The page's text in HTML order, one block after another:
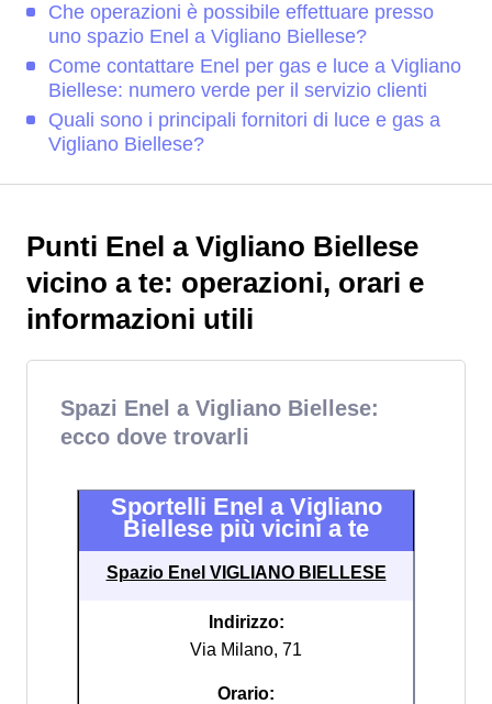
Che operazioni è possibile effettuare presso
uno spazio Enel a Vigliano Biellese?
Come contattare Enel per gas e luce a Vigliano
Biellese: numero verde per il servizio clienti
Quali sono i principali fornitori di luce e gas a
Vigliano Biellese?
Punti Enel a Vigliano Biellese
vicino a te: operazioni, orari e
informazioni utili
Spazi Enel a Vigliano Biellese:
ecco dove trovarli
Sportelli Enel a Vigliano
Biellese più vicini a te
Spazio Enel VIGLIANO BIELLESE
Indirizzo:
Via Milano, 71
Orario: